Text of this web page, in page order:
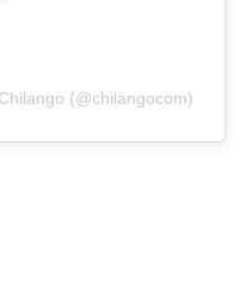
(@chilangocom)